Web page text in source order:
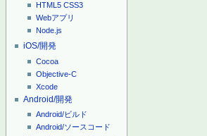
HTML5 CSS3
Webアプリ
Node.js
iOS/開発
Cocoa
Objective-C
Xcode
Android/開発
Android/ビルド
Android/ソースコード